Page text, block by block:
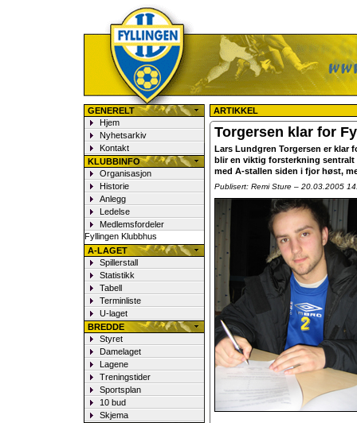
Fyllingen Fotball
GENERELT
Hjem
Nyhetsarkiv
Kontakt
KLUBBINFO
Organisasjon
Historie
Anlegg
Ledelse
Medlemsfordeler
Fyllingen Klubbhus
A-LAGET
Spillerstall
Statistikk
Tabell
Terminliste
U-laget
BREDDE
Styret
Damelaget
Lagene
Treningstider
Sportsplan
10 bud
Skjema
ARTIKKEL
Torgersen klar for
Lars Lundgren Torgersen er klar
blir en viktig forsterkning
med A-stallen siden i fjor høst,
Publisert: Remi Sture – 20.03.2005